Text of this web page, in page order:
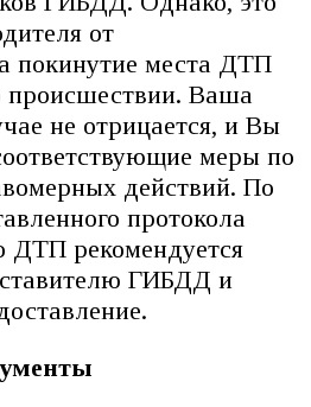
от
покинутие места ДТП
происшествии. Ваша
не отрицается, и Вы
меры по
действий. По
протокола
ДТП рекомендуется
ГИБДД и